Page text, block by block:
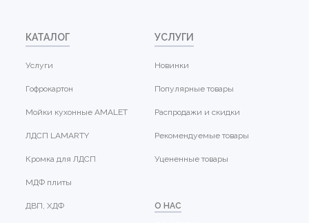
КАТАЛОГ
Услуги
Гофрокартон
Мойки кухонные AMALET
ЛДСП LAMARTY
Кромка для ЛДСП
МДФ плиты
ДВП, ХДФ
УСЛУГИ
Новинки
Популярные товары
Распродажи и скидки
Рекомендуемые товары
Уцененные товары
О НАС